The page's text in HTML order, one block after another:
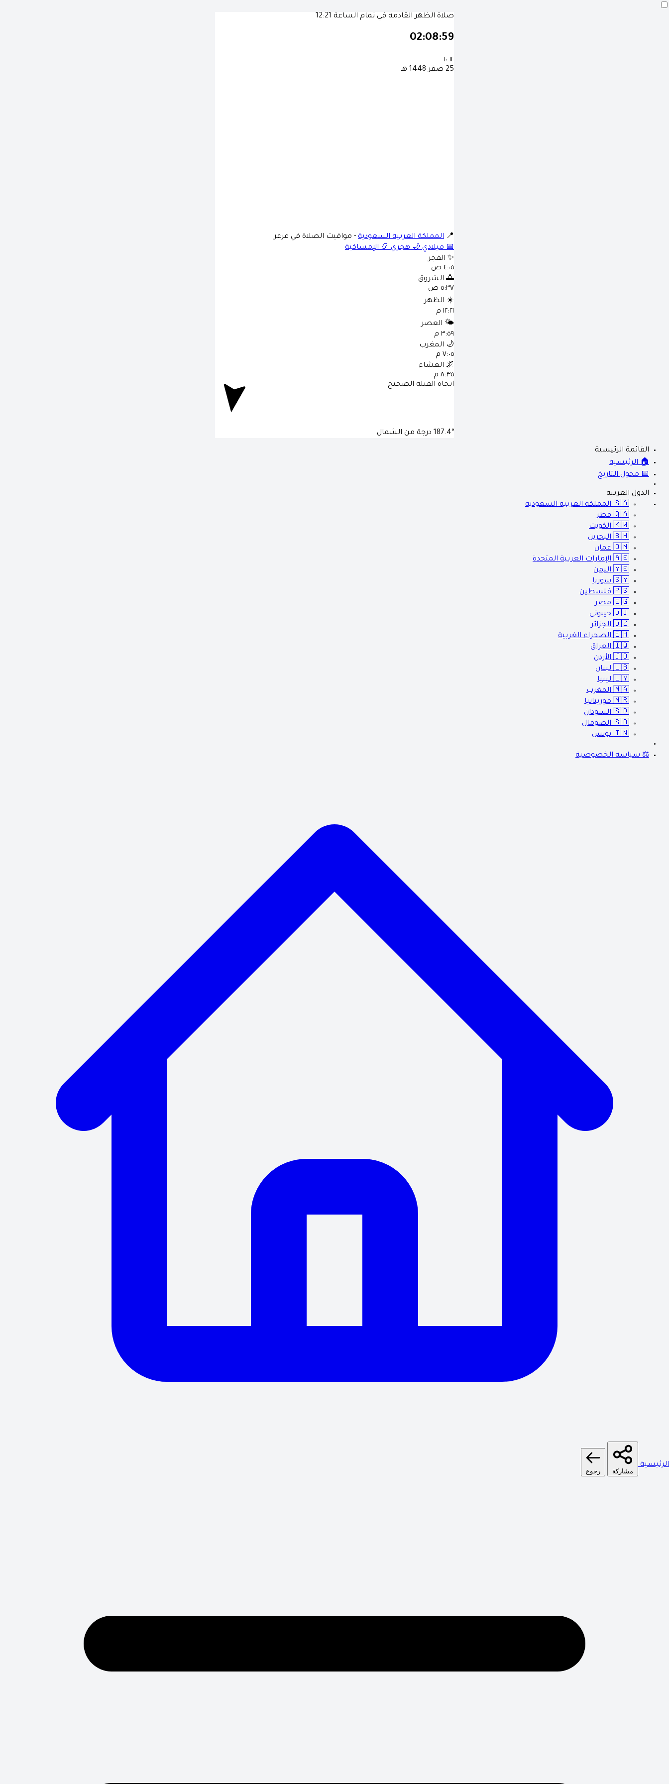
صلاة الظهر القادمة في تمام الساعة 12:21
02:08:58
١٠:١٢
25 صفر 1448 هـ
📍 المملكة العربية السعودية - مواقيت الصلاة في عرعر
📅 ميلادي 🌙 هجري 📿 الإمساكية
✨ الفجر
٤:٠٥ ص
🌅 الشروق
٥:٣٧ ص
☀️ الظهر
١٢:٢١ م
🌤️ العصر
٣:٥٩ م
🌙 المغرب
٧:٠٥ م
🌌 العشاء
٨:٣٥ م
اتجاه القبلة الصحيح
187.4° درجة من الشمال
القائمة الرئيسية
🏠 الرئيسية
📅 محول التاريخ
الدول العربية
🇸🇦 المملكة العربية السعودية
🇶🇦 قطر
🇰🇼 الكويت
🇧🇭 البحرين
🇴🇲 عمان
🇦🇪 الإمارات العربية المتحدة
🇾🇪 اليمن
🇸🇾 سوريا
🇵🇸 فلسطين
🇪🇬 مصر
🇩🇯 جيبوتي
🇩🇿 الجزائر
🇪🇭 الصحراء الغربية
🇮🇶 العراق
🇯🇴 الأردن
🇱🇧 لبنان
🇱🇾 ليبيا
🇲🇦 المغرب
🇲🇷 موريتانيا
🇸🇩 السودان
🇸🇴 الصومال
🇹🇳 تونس
⚖️ سياسة الخصوصية
الرئيسية
مشاركة رجوع